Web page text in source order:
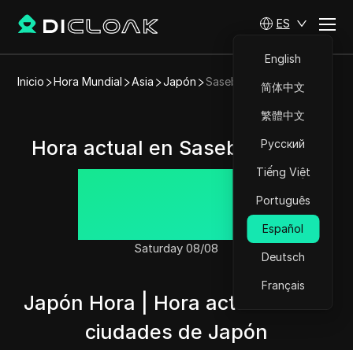
ES
English
简体中文
繁體中文
Русский
Tiếng Việt
Português
Español
Deutsch
Français
Inicio Hora Mundial Asia Japón Sasebo
Hora actual en Sasebo, Japón
22:42:20
Saturday 08/08
Japón Hora | Hora actual en las
ciudades de Japón